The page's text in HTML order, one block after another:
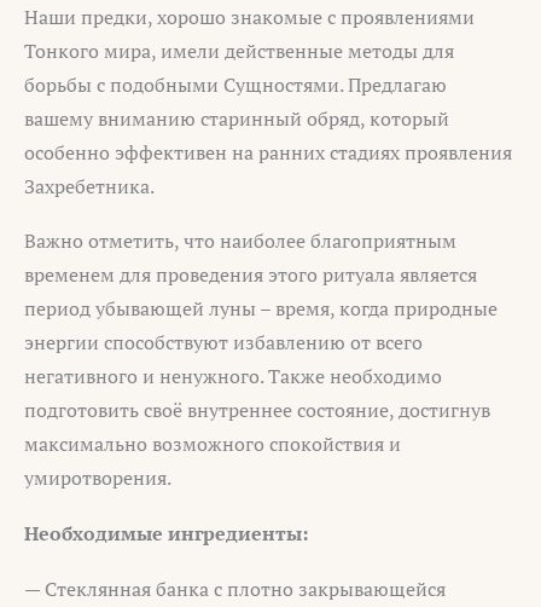
Наши предки, хорошо знакомые с проявлениями
Тонкого мира, имели действенные методы для
борьбы с подобными Сущностями. Предлагаю
вашему вниманию старинный обряд, который
особенно эффективен на ранних стадиях проявления
Захребетника.
Важно отметить, что наиболее благоприятным
временем для проведения этого ритуала является
период убывающей луны – время, когда природные
энергии способствуют избавлению от всего
негативного и ненужного. Также необходимо
подготовить своё внутреннее состояние, достигнув
максимально возможного спокойствия и
умиротворения.
Необходимые ингредиенты:
— Стеклянная банка с плотно закрывающейся